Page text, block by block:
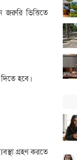
জরুরি ভিত্তিতে
হবে।
গ্রহণ করতে